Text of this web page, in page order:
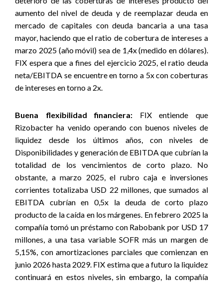
aumento del nivel de deuda y de reemplazar deuda en
mercado de capitales con deuda bancaria a una tasa
mayor, haciendo que el ratio de cobertura de intereses a
marzo 2025 (año móvil) sea de 1,4x (medido en dólares).
FIX espera que a fines del ejercicio 2025, el ratio deuda
neta/EBITDA se encuentre en torno a 5x con coberturas
de intereses en torno a 2x.
Buena flexibilidad financiera: FIX entiende que
Rizobacter ha venido operando con buenos niveles de
liquidez desde los últimos años, con niveles de
Disponibilidades y generación de EBITDA que cubrían la
totalidad de los vencimientos de corto plazo. No
obstante, a marzo 2025, el rubro caja e inversiones
corrientes totalizaba USD 22 millones, que sumados al
EBITDA cubrían en 0,5x la deuda de corto plazo
producto de la caída en los márgenes. En febrero 2025 la
compañía tomó un préstamo con Rabobank por USD 17
millones, a una tasa variable SOFR más un margen de
5,15%, con amortizaciones parciales que comienzan en
junio 2026 hasta 2029. FIX estima que a futuro la liquidez
continuará en estos niveles, sin embargo, la compañía